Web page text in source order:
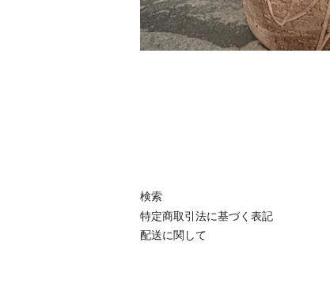
検索
特定商取引法に基づく表記
配送に関して